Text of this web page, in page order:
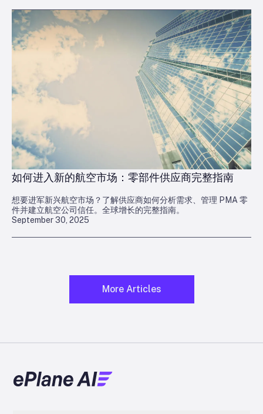
September 30, 2025
如何进入新的航空市场：零部件供应商完整指南
想要进军新兴航空市场？了解供应商如何分析需求、管理 PMA 零
件并建立航空公司信任。全球增长的完整指南。
More Articles